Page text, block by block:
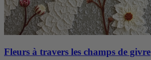
Fleurs à travers les champs de givre